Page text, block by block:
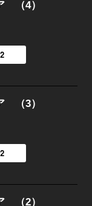
（4）
（3）
（2）